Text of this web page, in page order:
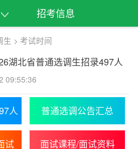
招考信息
生 > 考试时间
湖北省普通选调生招录497人
09:55:36
人 普通选调公告汇总
试 面试课程/面试资料